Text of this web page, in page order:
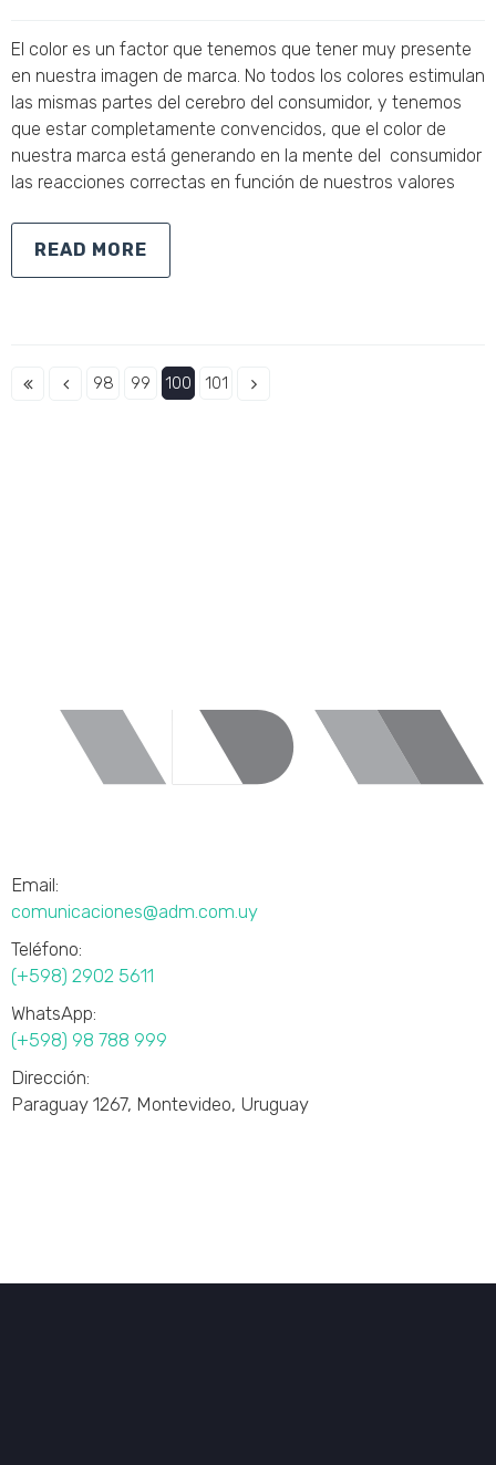
El color es un factor que tenemos que tener muy presente
en nuestra imagen de marca. No todos los colores estimulan
las mismas partes del cerebro del consumidor, y tenemos
que estar completamente convencidos, que el color de
nuestra marca está generando en la mente del consumidor
las reacciones correctas en función de nuestros valores
READ MORE
98 99 100 101
Email:
comunicaciones@adm.com.uy
Teléfono:
(+598) 2902 5611
WhatsApp:
(+598) 98 788 999
Dirección:
Paraguay 1267, Montevideo, Uruguay